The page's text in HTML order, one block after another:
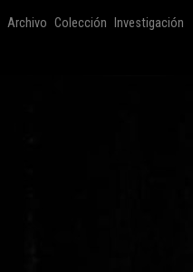
Archivo Colección Investigación